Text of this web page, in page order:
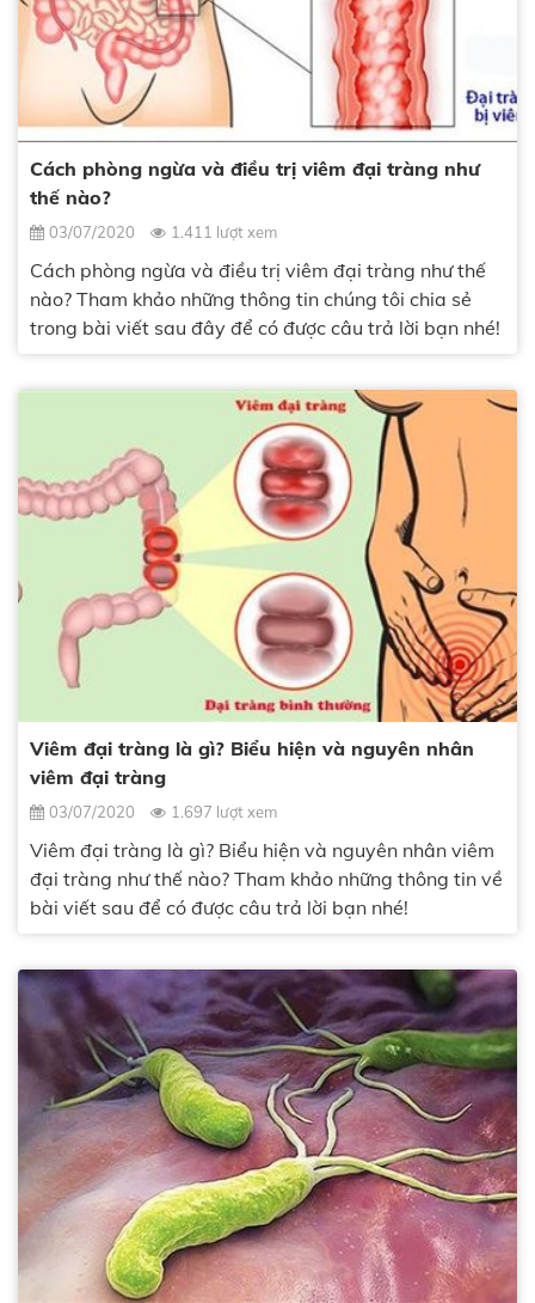
Cách phòng ngừa và điều trị viêm đại tràng như
thế nào?
03/07/2020 1.411 lượt xem
Cách phòng ngừa và điều trị viêm đại tràng như thế
nào? Tham khảo những thông tin chúng tôi chia sẻ
trong bài viết sau đây để có được câu trả lời bạn nhé!
Viêm đại tràng là gì? Biểu hiện và nguyên nhân
viêm đại tràng
03/07/2020 1.697 lượt xem
Viêm đại tràng là gì? Biểu hiện và nguyên nhân viêm
đại tràng như thế nào? Tham khảo những thông tin về
bài viết sau để có được câu trả lời bạn nhé!